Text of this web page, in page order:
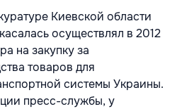
Киевской области
осуществлял в 2012
на закупку за
товаров для
системы Украины.
пресс-службы, у